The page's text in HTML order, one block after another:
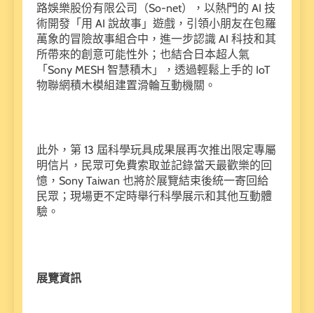
路娛樂股份有限公司（So-net），以熱門的 AI 技
術開發「用 AI 說故事」遊戲，引領小朋友在包羅
萬象的冒險故事組合中，進一步認識 AI 科技和其
所帶來的創意可能性外；也結合日本超人氣
「Sony MESH 智慧積木」，透過輕鬆上手的 IoT
物聯網積木模組建置滑輪互動機關。
此外，第 13 屆科學玩具成果展再次推出限定專屬
明信片，民眾可免費索取並記錄當天最歡樂的回
憶，Sony Taiwan 也將於展覽結束後統一寄回給
民眾；現場更不定時舉行科學展示和其他互動體
驗。
展覽資訊